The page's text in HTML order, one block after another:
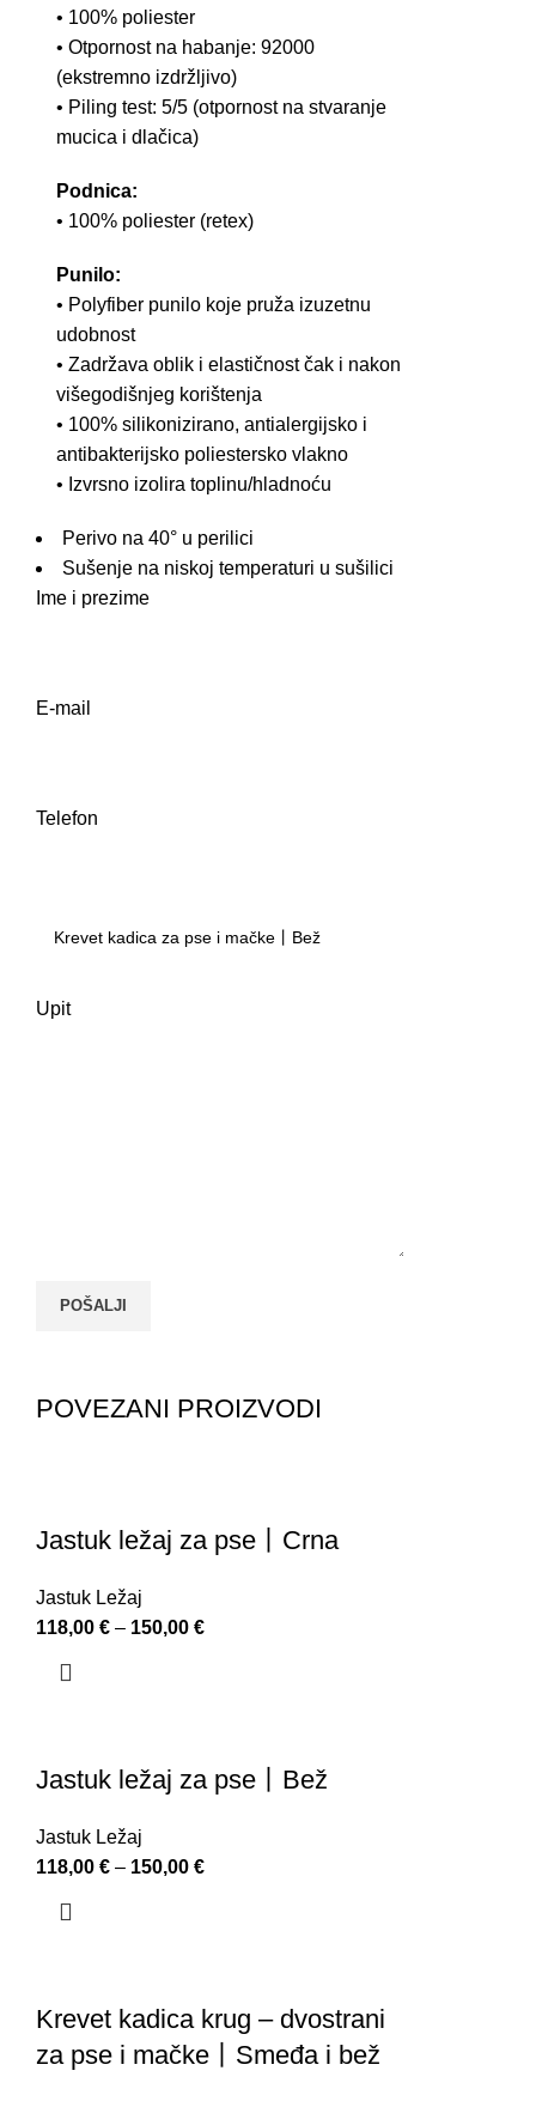
• 100% poliester
• Otpornost na habanje: 92000
(ekstremno izdržljivo)
• Piling test: 5/5 (otpornost na stvaranje
mucica i dlačica)
Podnica:
• 100% poliester (retex)
Punilo:
• Polyfiber punilo koje pruža izuzetnu
udobnost
• Zadržava oblik i elastičnost čak i nakon
višegodišnjeg korištenja
• 100% silikonizirano, antialergijsko i
antibakterijsko poliestersko vlakno
• Izvrsno izolira toplinu/hladnoću
Perivo na 40° u perilici
Sušenje na niskoj temperaturi u sušilici
Ime i prezime
E-mail
Telefon
Upit
POVEZANI PROIZVODI
Jastuk ležaj za pse丨Crna
Jastuk Ležaj
118,00 € – 150,00 €
Jastuk ležaj za pse丨Bež
Jastuk Ležaj
118,00 € – 150,00 €
Krevet kadica krug – dvostrani
za pse i mačke丨Smeđa i bež